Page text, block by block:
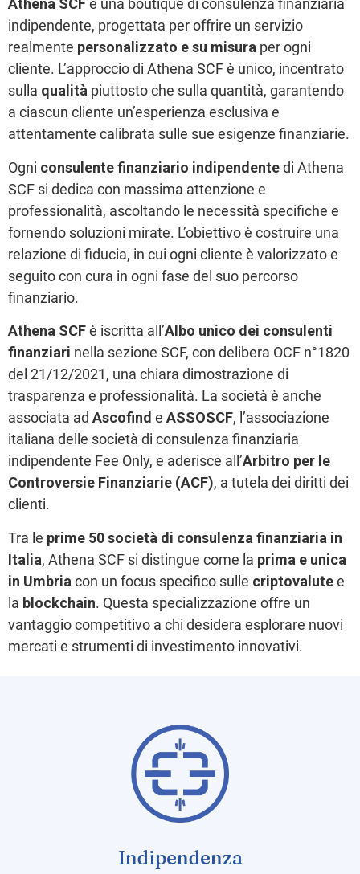
Athena SCFè una boutique di consulenza finanziaria
indipendente, progettata per offrire un servizio
realmente personalizzato e su misura per ogni
cliente. L’approccio di Athena SCF è unico, incentrato
sulla qualità piuttosto che sulla quantità, garantendo
a ciascun cliente un’esperienza esclusiva e
attentamente calibrata sulle sue esigenze finanziarie.
Ogni consulente finanziario indipendentedi Athena
SCF si dedica con massima attenzione e
professionalità, ascoltando le necessità specifiche e
fornendo soluzioni mirate. L’obiettivo è costruire una
relazione di fiducia, in cui ogni cliente è valorizzato e
seguito con cura in ogni fase del suo percorso
finanziario.
Athena SCFè iscritta all’Albo unico dei consulenti
finanziari nella sezione SCF, con delibera OCF n°1820
del 21/12/2021, una chiara dimostrazione di
trasparenza e professionalità. La società è anche
associata ad Ascofind e ASSOSCF, l’associazione
italiana delle società di consulenza finanziaria
indipendente Fee Only, e aderisce all’Arbitro per le
Controversie Finanziarie (ACF), a tutela dei diritti dei
clienti.
Tra le prime 50 società di consulenza finanziaria in
Italia, Athena SCF si distingue come la prima e unica
in Umbria con un focus specifico sulle criptovalutee
la blockchain. Questa specializzazione offre un
vantaggio competitivo a chi desidera esplorare nuovi
mercati e strumenti di investimento innovativi.
Indipendenza